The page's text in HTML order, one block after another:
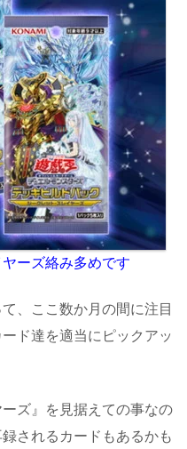
ーズ絡み多めです
、ここ数か月の間に注目
ド達を適当にピックアッ
ズ』を見据えての事なの
されるカードもあるかも